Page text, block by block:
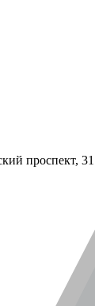
проспект, 31